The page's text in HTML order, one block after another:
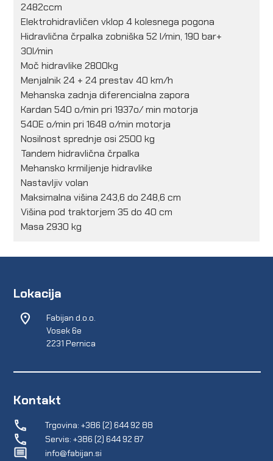
2482ccm
Elektrohidravličen vklop 4 kolesnega pogona
Hidravlična črpalka zobniška 52 l/min, 190 bar+
30l/min
Moč hidravlike 2800kg
Menjalnik 24 + 24 prestav 40 km/h
Mehanska zadnja diferencialna zapora
Kardan 540 o/min pri 1937o/ min motorja
540E o/min pri 1648 o/min motorja
Nosilnost sprednje osi 2500 kg
Tandem hidravlična črpalka
Mehansko krmiljenje hidravlike
Nastavljiv volan
Maksimalna višina 243,6 do 248,6 cm
Višina pod traktorjem 35 do 40 cm
Masa 2930 kg
Lokacija
Fabijan d.o.o.
Vosek 6e
2231 Pernica
Kontakt
Trgovina: +386 (2) 644 92 88
Servis: +386 (2) 644 92 87
info@fabijan.si